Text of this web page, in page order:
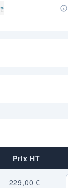
Prix HT
229,00 €